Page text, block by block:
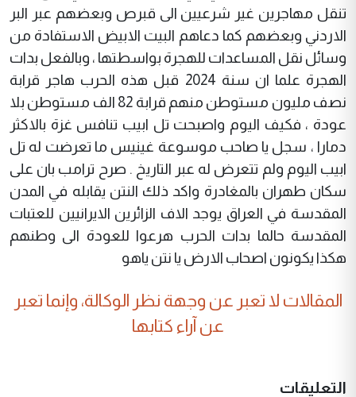
تنقل مهاجرين غير شرعيين الى قبرص وبعضهم عبر البر
الاردني وبعضهم كما دعاهم البيت الابيض الاستفادة من
وسائل نقل المساعدات للهجرة بواسطتها ، وبالفعل بدات
الهجرة علما ان سنة 2024 قبل هذه الحرب هاجر قرابة
نصف مليون مستوطن منهم قرابة 82 الف مستوطن بلا
عودة ، فكيف اليوم واصبحت تل ابيب تنافس غزة بالاكثر
دمارا ، سجل يا صاحب موسوعة غينيس ما تعرضت له تل
ابيب اليوم ولم تتعرض له عبر التاريخ . صرح ترامب بان على
سكان طهران بالمغادرة واكد ذلك النتن يقابله في المدن
المقدسة في العراق يوجد الاف الزائرين الايرانيين للعتبات
المقدسة حالما بدات الحرب هرعوا للعودة الى وطنهم
هكذا يكونون اصحاب الارض يا نتن ياهو
المقالات لا تعبر عن وجهة نظر الوكالة، وإنما تعبر
عن آراء كتابها
التعليقات